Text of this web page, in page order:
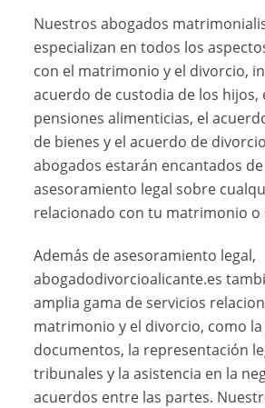
Nuestros abogados
especializan en todos los
con el matrimonio y el divorcio,
acuerdo de custodia de los hijos,
pensiones alimenticias, el
de bienes y el acuerdo de
abogados estarán encantados
asesoramiento legal sobre
relacionado con tu matrimonio o
Además de asesoramiento legal,
abogadodivorcioalicante.es
amplia gama de servicios
matrimonio y el divorcio, como
documentos, la representación
tribunales y la asistencia en la
acuerdos entre las partes.